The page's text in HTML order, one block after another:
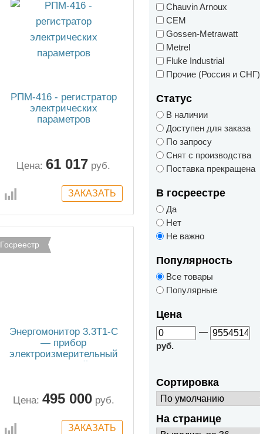
РПМ-416 - регистратор
электрических
параметров
Цена: 61 017 руб.
Госреестр
Энергомонитор 3.3T1-C
— прибор
электроизмерительный
эталонный
Цена: 495 000 руб.
Chauvin Arnoux
CEM
Gossen-Metrawatt
Metrel
Fluke Industrial
Прочие (Россия и СНГ)
Статус
В наличии
Доступен для заказа
По запросу
Снят с производства
Поставка прекращена
В госреестре
Да
Нет
Не важно
Популярность
Все товары
Популярные
Цена
—
руб.
Сортировка
На странице